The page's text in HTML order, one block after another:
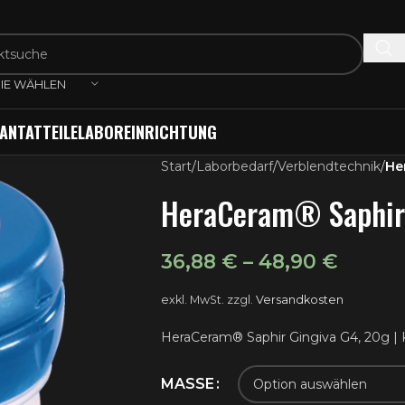
WÄHLEN
LABOREINRICHTUNG
Start/Laborbedarf/Verblendtechnik/
HeraCeram®
36,88 € – 48,90 €
exkl. MwSt. zzgl. Versandkosten
HeraCeram® Saphir Gingiva G4, 20g |
MASSE